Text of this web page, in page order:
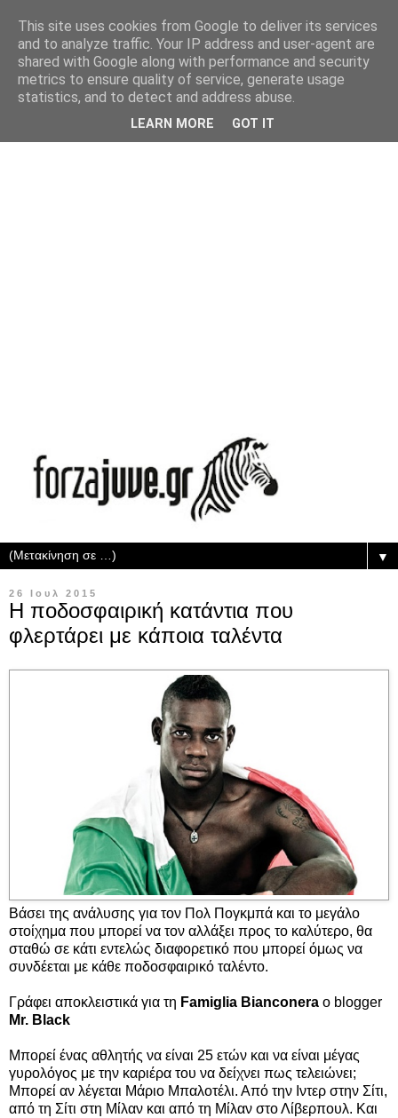
▼
26 Ιουλ 2015
Η ποδοσφαιρική κατάντια που
φλερτάρει με κάποια ταλέντα
Βάσει της ανάλυσης για τον Πολ Πογκμπά και το μεγάλο
στοίχημα που μπορεί να τον αλλάξει προς το καλύτερο, θα
σταθώ σε κάτι εντελώς διαφορετικό που μπορεί όμως να
συνδέεται με κάθε ποδοσφαιρικό ταλέντο.
Γράφει αποκλειστικά για τη Famiglia Bianconera ο blogger
Mr. Black
Μπορεί ένας αθλητής να είναι 25 ετών και να είναι μέγας
γυρολόγος με την καριέρα του να δείχνει πως τελειώνει;
Μπορεί αν λέγεται Μάριο Μπαλοτέλι. Από την Ιντερ στην Σίτι,
από τη Σίτι στη Μίλαν και από τη Μίλαν στο Λίβερπουλ. Και
This site uses cookies from Google to deliver its services
and to analyze traffic. Your IP address and user-agent are
shared with Google along with performance and security
metrics to ensure quality of service, generate usage
statistics, and to detect and address abuse.
LEARN MORE GOT IT